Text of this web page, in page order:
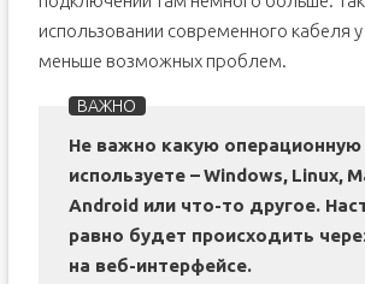
использовании современного кабеля у
меньше возможных проблем.
Не важно какую операционную
используете –Windows, Linux,
Android или что-то другое.
равно будет происходить
на веб-интерфейсе.